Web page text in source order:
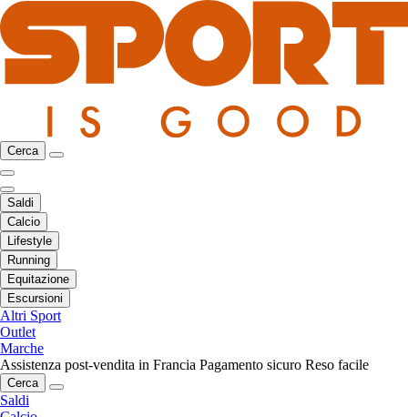
Cerca
Saldi
Calcio
Lifestyle
Running
Equitazione
Escursioni
Altri Sport
Outlet
Marche
Assistenza post-vendita in Francia Pagamento sicuro Reso facile
Cerca
Saldi